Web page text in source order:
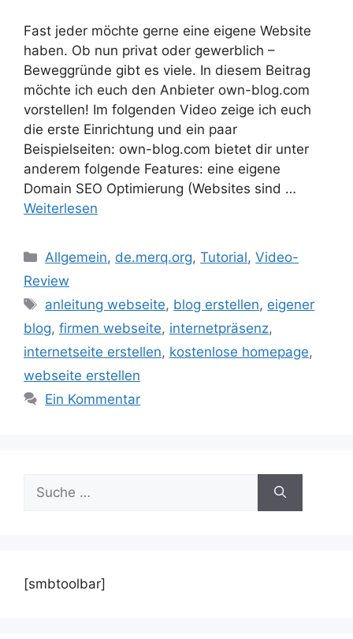
Fast jeder möchte gerne eine eigene Website
haben. Ob nun privat oder gewerblich –
Beweggründe gibt es viele. In diesem Beitrag
möchte ich euch den Anbieter own-blog.com
vorstellen! Im folgenden Video zeige ich euch
die erste Einrichtung und ein paar
Beispielseiten: own-blog.com bietet dir unter
anderem folgende Features: eine eigene
Domain SEO Optimierung (Websites sind …
Weiterlesen
Kategorien
Allgemein, de.merq.org,Tutorial,Video-
Review
Schlagwörter
anleitung webseite, blog erstellen, eigener
blog, firmen webseite, internetpräsenz,
internetseite erstellen, kostenlose homepage,
webseite erstellen
Ein Kommentar
nach:
[smbtoolbar]